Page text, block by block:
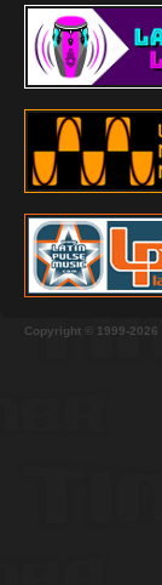
Copyright © 1999-2026